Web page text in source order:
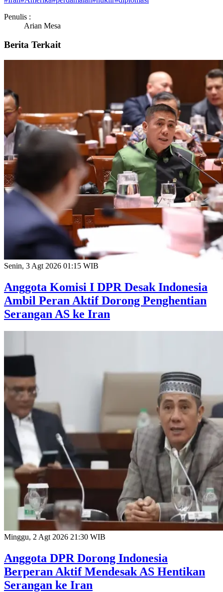
Penulis :
Arian Mesa
Berita Terkait
Senin, 3 Agt 2026 01:15 WIB
Anggota Komisi I DPR Desak Indonesia
Ambil Peran Aktif Dorong Penghentian
Serangan AS ke Iran
Minggu, 2 Agt 2026 21:30 WIB
Anggota DPR Dorong Indonesia
Berperan Aktif Mendesak AS Hentikan
Serangan ke Iran